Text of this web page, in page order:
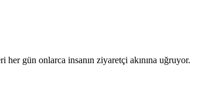
her gün onlarca insanın ziyaretçi akınına uğruyor.